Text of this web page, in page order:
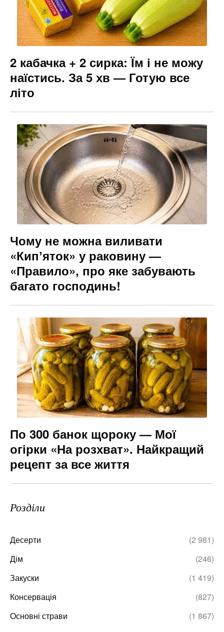
2 кабачка + 2 сирка: Їм і не можу
наїстись. За 5 хв — Готую все
літо
Чому не можна виливати
«Кипʼяток» у раковину —
«Правило», про яке забувають
багато господинь!
По 300 банок щороку — Мої
огірки «На розхват». Найкращий
рецепт за все життя
Розділи
Десерти
(2 981)
Дім
(246)
Закуски
(1 419)
Консервація
(827)
Основні страви
(1 867)